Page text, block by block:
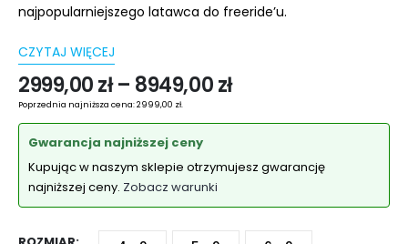
najpopularniejszego latawca do freeride’u.
CZYTAJ WIĘCEJ
2999,00zł – 8949,00zł
Poprzednia najniższa cena:2999,00 zł.
Gwarancja najniższej ceny
Kupując w naszym sklepie otrzymujesz gwarancję
najniższej ceny. Zobacz warunki